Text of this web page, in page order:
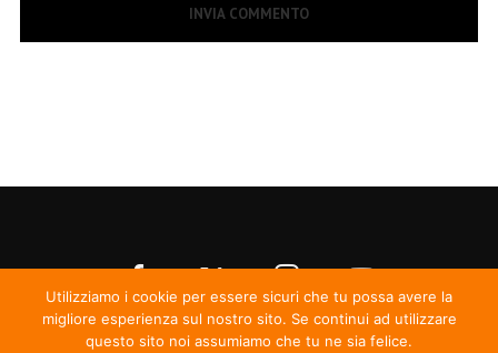
Utilizziamo i cookie per essere sicuri che tu possa avere la
migliore esperienza sul nostro sito. Se continui ad utilizzare
questo sito noi assumiamo che tu ne sia felice.